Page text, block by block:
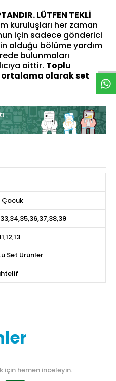
W
h
t
s
a
p
p
D
e
s
e
H
a
t
t
LÜTFEN TEKLİ
kuruluşları her zaman
için sadece gönderici
olduğu bölüme yardım
bulunmaları
aittir. Toplu
olarak set
Çocuk
Set Ürünler
için hemen inceleyin.